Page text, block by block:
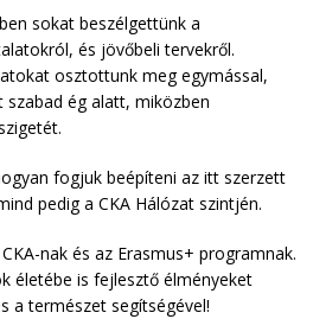
sokat beszélgettünk a
és jövőbeli tervekről.
osztottunk meg egymással,
ég alatt, miközben
fogjuk beépíteni az itt szerzett
pedig a CKA Hálózat szintjén.
nak és az Erasmus+ programnak.
életébe is fejlesztő élményeket
a természet segítségével!